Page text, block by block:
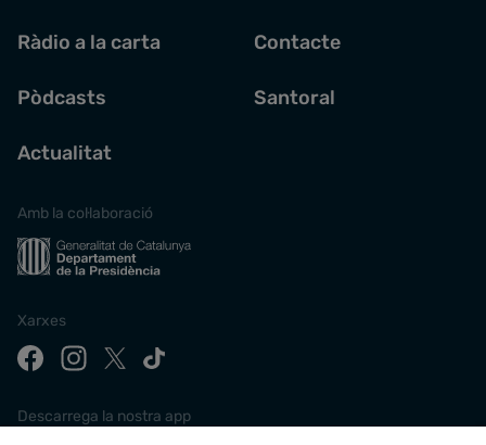
Ràdio a la carta
Pòdcasts
Actualitat
Contacte
Santoral
Amb la col·laboració
Xarxes
Descarrega la nostra app